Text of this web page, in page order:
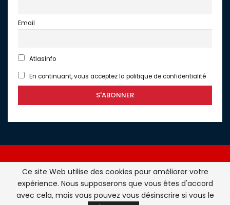
Email
AtlasInfo
En continuant, vous acceptez la politique de confidentialité
Atlasinfo.fr : l'essentiel de l'actualité de la France et du
Maghreb © Tous Droits Réservés - Atlasinfo- 2026
Ce site Web utilise des cookies pour améliorer votre
expérience. Nous supposerons que vous êtes d'accord
avec cela, mais vous pouvez vous désinscrire si vous le